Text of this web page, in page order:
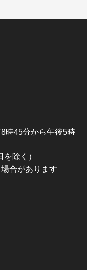
時45分から午後5時
除く）
合があります